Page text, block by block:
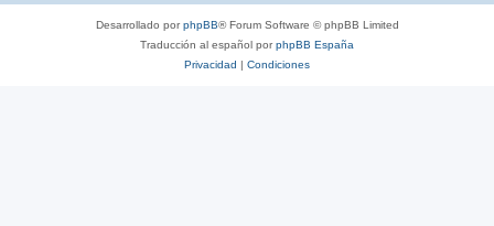
Desarrollado porphpBB® Forum Software © phpBB Limited
Traducción al español porphpBB España
Privacidad | Condiciones